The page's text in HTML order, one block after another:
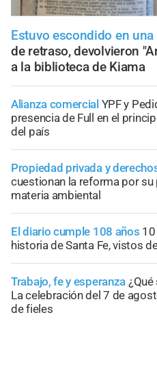
Estuvo escondido en
de retraso, devolvieron
a la biblioteca de Kiama
Alianza comercial YPF y
presencia de Full en el
del país
Propiedad privada y
cuestionan la reforma por
materia ambiental
El diario cumple 108 años
historia de Santa Fe, vistos
Trabajo, fe y esperanza ¿Qué
La celebración del 7 de
de fieles